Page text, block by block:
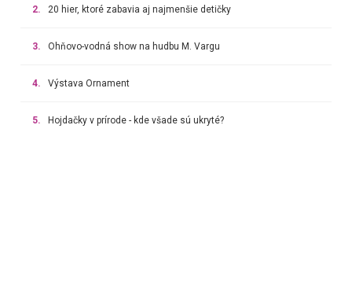
2. 20 hier, ktoré zabavia aj najmenšie detičky
3. Ohňovo-vodná show na hudbu M. Vargu
4. Výstava Ornament
5. Hojdačky v prírode - kde všade sú ukryté?